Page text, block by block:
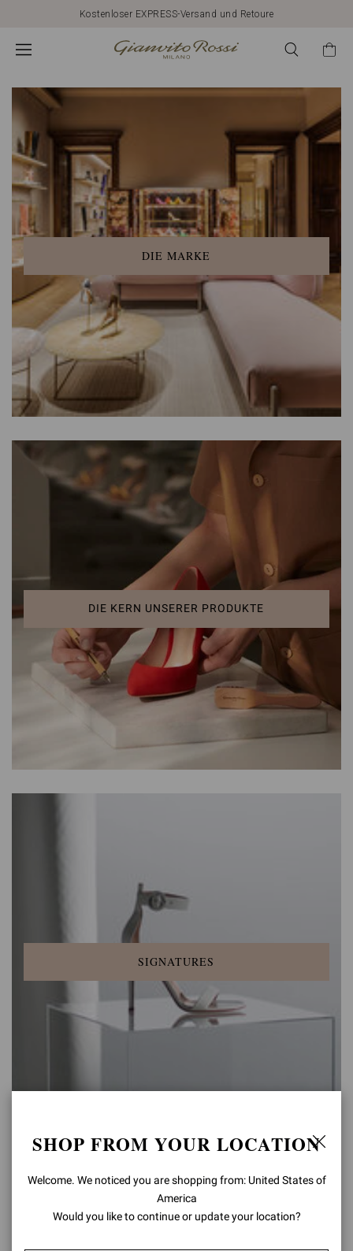
Kostenloser EXPRESS-Versand und Retoure
Global
DIE MARKE
DIE KERN UNSERER PRODUKTE
SIGNATURES
SHOP FROM YOUR LOCATION
Welcome. We noticed you are shopping from: United States of
America
Would you like to continue or update your location?